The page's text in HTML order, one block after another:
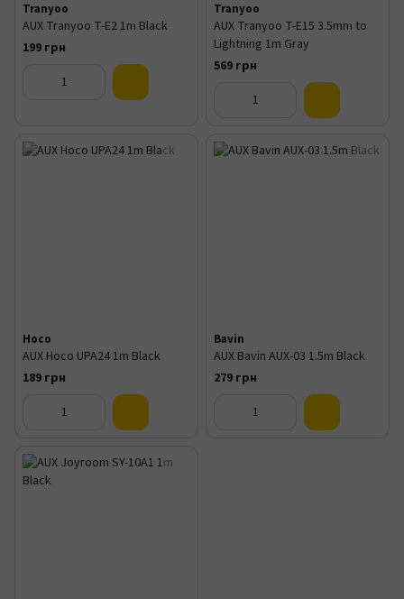
Tranyoo
AUX Tranyoo T-E2 1m Black
199 грн
Tranyoo
AUX Tranyoo T-E15 3.5mm to
Lightning 1m Gray
569 грн
Hoco
AUX Hoco UPA24 1m Black
189 грн
Bavin
AUX Bavin AUX-03 1.5m Black
279 грн